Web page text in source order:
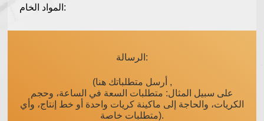
المواد الخام:
الرسالة:
(أرسل متطلباتك هنا ,
على سبيل المثال: متطلبات السعة في الساعة، وحجم
الكريات، والحاجة إلى ماكينة كريات واحدة أو خط إنتاج، وأي
متطلبات خاصة).